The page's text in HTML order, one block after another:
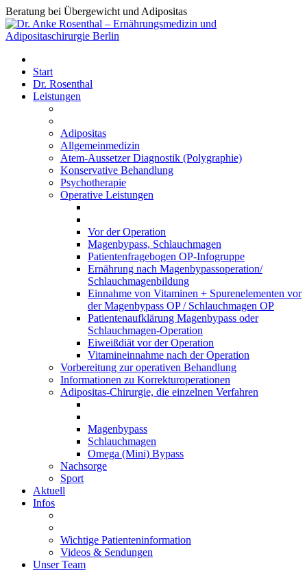
Beratung bei Übergewicht und Adipositas
Start
Dr. Rosenthal
Leistungen
Adipositas
Allgemeinmedizin
Atem-Aussetzer Diagnostik (Polygraphie)
Konservative Behandlung
Psychotherapie
Operative Leistungen
Vor der Operation
Magenbypass, Schlauchmagen
Patientenfragebogen OP-Infogruppe
Ernährung nach Magenbypassoperation/
Schlauchmagenbildung
Einnahme von Vitaminen + Spurenelementen vor
der Magenbypass OP / Schlauchmagen OP
Patientenaufklärung Magenbypass oder
Schlauchmagen-Operation
Eiweißdiät vor der Operation
Vitamineinnahme nach der Operation
Vorbereitung zur operativen Behandlung
Informationen zu Korrekturoperationen
Adipositas-Chirurgie, die einzelnen Verfahren
Magenbypass
Schlauchmagen
Omega (Mini) Bypass
Nachsorge
Sport
Aktuell
Infos
Wichtige Patienteninformation
Videos & Sendungen
Unser Team